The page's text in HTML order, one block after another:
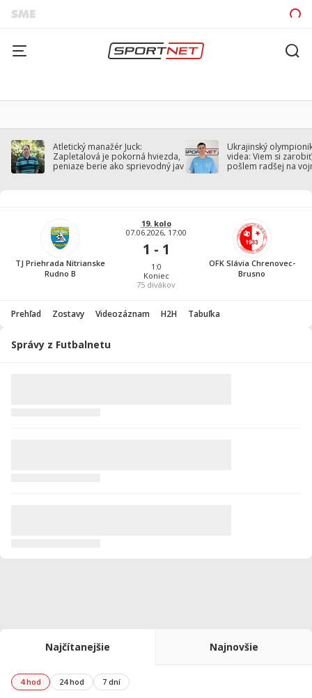
Atletický manažér Juck:
Zapletalová je pokorná hviezda,
peniaze berie ako sprievodný jav
Ukrajinský
videa: Viem si
pošlem radšej na
TJ Priehrada Nitrianske
Rudno B
19. kolo
07.06.2026, 17:00
1 - 1
1:0
Koniec
75 divákov
OFK Slávia Chrenovec-
Brusno
Prehľad Zostavy Videozáznam H2H Tabuľka
Správy z Futbalnetu
Najčítanejšie Najnovšie
4 hod 24 hod 7 dní